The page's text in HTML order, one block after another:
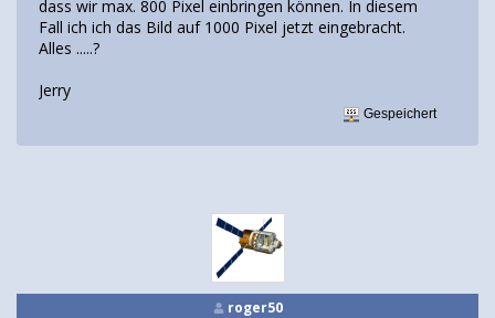
dass wir max. 800 Pixel einbringen können. In diesem
Fall ich ich das Bild auf 1000 Pixel jetzt eingebracht.
Alles .....?
Jerry
Gespeichert
roger50